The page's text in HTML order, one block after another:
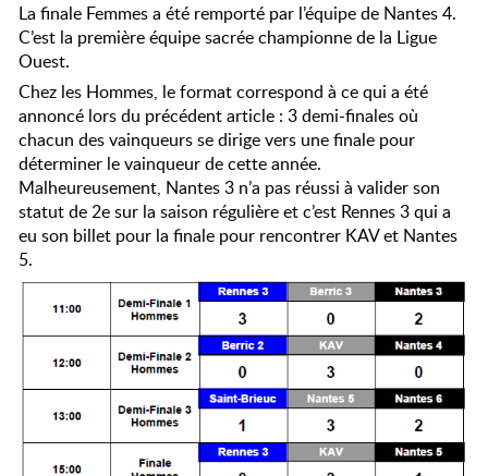
La finale Femmes a été remporté par l’équipe de Nantes 4.
C’est la première équipe sacrée championne de la Ligue
Ouest.
Chez les Hommes, le format correspond à ce qui a été
annoncé lors du précédent article : 3 demi-finales où
chacun des vainqueurs se dirige vers une finale pour
déterminer le vainqueur de cette année.
Malheureusement, Nantes 3 n’a pas réussi à valider son
statut de 2e sur la saison régulière et c’est Rennes 3 qui a
eu son billet pour la finale pour rencontrer KAV et Nantes
5.